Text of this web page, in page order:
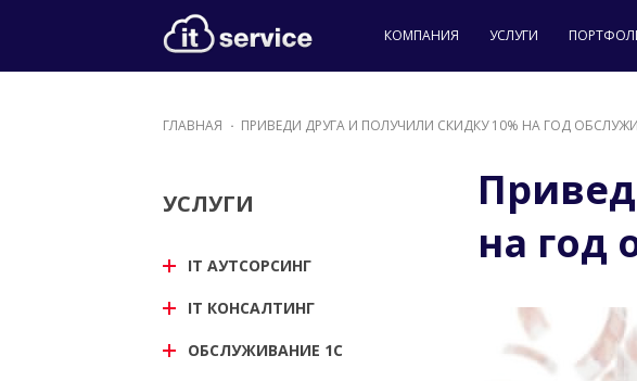
КОМПАНИЯ УСЛУГИ
ГЛАВНАЯ ПРИВЕДИ ДРУГА И ПОЛУЧИЛИ СКИДКУ 10% НА ГОД
УСЛУГИ
IT АУТСОРСИНГ
IT КОНСАЛТИНГ
ОБСЛУЖИВАНИЕ 1С
на год